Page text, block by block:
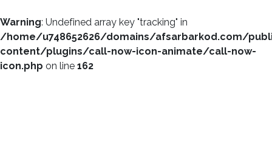
Warning: Undefined array key "tracking" in
/home/u748652626/domains/afsarbarkod.com/
content/plugins/call-now-icon-animate/call-now-
icon.php on line 162